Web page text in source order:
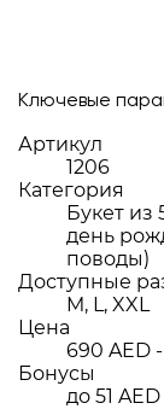
Ключевые
Артикул
1206
Категория
Букет из
день
поводы)
Доступные
M, L, XXL
Цена
690 AED
Бонусы
до 51 AED